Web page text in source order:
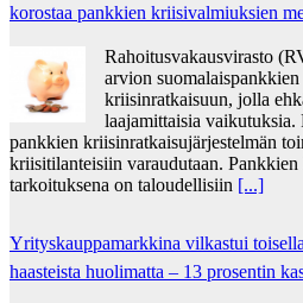
korostaa pankkien kriisivalmiuksien
Rahoitusvakausvirasto
arvion
kriisinratkaisuun, jolla
laajamittaisia vaikutuksia.
pankkien kriisinratkaisujärjestelmän
kriisitilanteisiin varaudutaan.
tarkoituksena on taloudellisiin [...]
Yrityskauppamarkkina vilkastui
haasteista huolimatta – 13 prosentin